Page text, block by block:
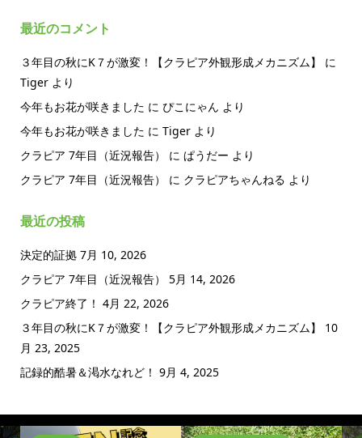
最近のコメント
３年目の秋にK７が激変！【クラピア外観形成メカニズム】
に
Tigerより
今年もお花が咲きました に ぴこにゃん より
今年もお花が咲きました に Tigerより
クラピア 7年目（近況報告）
に ぱうだー より
クラピア 7年目（近況報告）
に クラピアちゃんねる より
最近の投稿
決定的証拠 7月 10, 2026
クラピア 7年目（近況報告）
5月 14, 2026
クラピア終了！ 4月 22, 2026
３年目の秋にK７が激変！【クラピア外観形成メカニズム】
10
月 23, 2025
記録的酷暑＆渇水なれど！ 9月 4, 2025